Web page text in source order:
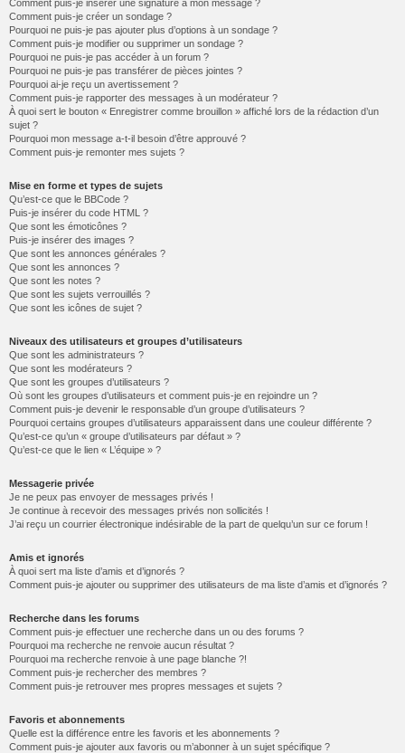
Comment puis-je insérer une signature à mon message ?
Comment puis-je créer un sondage ?
Pourquoi ne puis-je pas ajouter plus d’options à un sondage ?
Comment puis-je modifier ou supprimer un sondage ?
Pourquoi ne puis-je pas accéder à un forum ?
Pourquoi ne puis-je pas transférer de pièces jointes ?
Pourquoi ai-je reçu un avertissement ?
Comment puis-je rapporter des messages à un modérateur ?
À quoi sert le bouton « Enregistrer comme brouillon » affiché lors de la rédaction d’un
sujet ?
Pourquoi mon message a-t-il besoin d’être approuvé ?
Comment puis-je remonter mes sujets ?
Mise en forme et types de sujets
Qu’est-ce que le BBCode ?
Puis-je insérer du code HTML ?
Que sont les émoticônes ?
Puis-je insérer des images ?
Que sont les annonces générales ?
Que sont les annonces ?
Que sont les notes ?
Que sont les sujets verrouillés ?
Que sont les icônes de sujet ?
Niveaux des utilisateurs et groupes d’utilisateurs
Que sont les administrateurs ?
Que sont les modérateurs ?
Que sont les groupes d’utilisateurs ?
Où sont les groupes d’utilisateurs et comment puis-je en rejoindre un ?
Comment puis-je devenir le responsable d’un groupe d’utilisateurs ?
Pourquoi certains groupes d’utilisateurs apparaissent dans une couleur différente ?
Qu’est-ce qu’un « groupe d’utilisateurs par défaut » ?
Qu’est-ce que le lien « L’équipe » ?
Messagerie privée
Je ne peux pas envoyer de messages privés !
Je continue à recevoir des messages privés non sollicités !
J’ai reçu un courrier électronique indésirable de la part de quelqu’un sur ce forum !
Amis et ignorés
À quoi sert ma liste d’amis et d’ignorés ?
Comment puis-je ajouter ou supprimer des utilisateurs de ma liste d’amis et d’ignorés ?
Recherche dans les forums
Comment puis-je effectuer une recherche dans un ou des forums ?
Pourquoi ma recherche ne renvoie aucun résultat ?
Pourquoi ma recherche renvoie à une page blanche ?!
Comment puis-je rechercher des membres ?
Comment puis-je retrouver mes propres messages et sujets ?
Favoris et abonnements
Quelle est la différence entre les favoris et les abonnements ?
Comment puis-je ajouter aux favoris ou m’abonner à un sujet spécifique ?